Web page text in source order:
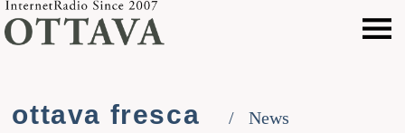
ottava fresca News